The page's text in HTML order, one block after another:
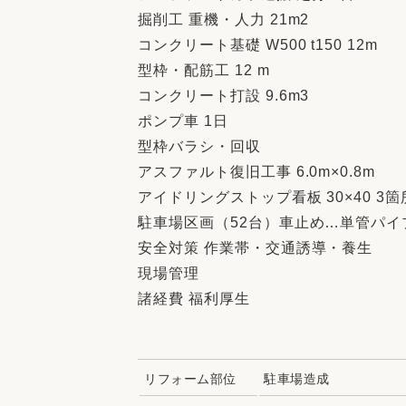
掘削工 重機・人力 21m2
コンクリート基礎 W500 t150 12m
型枠・配筋工 12 m
コンクリート打設 9.6m3
ポンプ車 1日
型枠バラシ・回収
アスファルト復旧工事 6.0m×0.8m
アイドリングストップ看板 30×40 3箇
駐車場区画（52台）車止め…単管パイ
安全対策 作業帯・交通誘導・養生
現場管理
諸経費 福利厚生
リフォーム部位 駐車場造成